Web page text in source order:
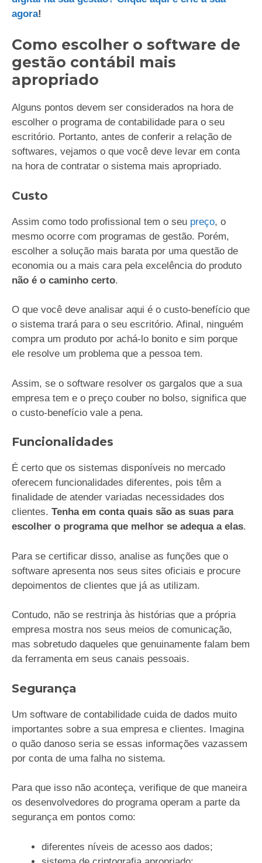
agora!
Como escolher o software de
gestão contábil mais
apropriado
Alguns pontos devem ser considerados na hora de
escolher o programa de contabilidade para o seu
escritório. Portanto, antes de conferir a relação de
softwares, vejamos o que você deve levar em conta
na hora de contratar o sistema mais apropriado.
Custo
Assim como todo profissional tem o seu preço, o
mesmo ocorre com programas de gestão. Porém,
escolher a solução mais barata por uma questão de
economia ou a mais cara pela excelência do produto
não é o caminho certo.
O que você deve analisar aqui é o custo-benefício que
o sistema trará para o seu escritório. Afinal, ninguém
compra um produto por achá-lo bonito e sim porque
ele resolve um problema que a pessoa tem.
Assim, se o software resolver os gargalos que a sua
empresa tem e o preço couber no bolso, significa que
o custo-benefício vale a pena.
Funcionalidades
É certo que os sistemas disponíveis no mercado
oferecem funcionalidades diferentes, pois têm a
finalidade de atender variadas necessidades dos
clientes. Tenha em conta quais são as suas para
escolher o programa que melhor se adequa a elas.
Para se certificar disso, analise as funções que o
software apresenta nos seus sites oficiais e procure
depoimentos de clientes que já as utilizam.
Contudo, não se restrinja às histórias que a própria
empresa mostra nos seus meios de comunicação,
mas sobretudo daqueles que genuinamente falam bem
da ferramenta em seus canais pessoais.
Segurança
Um software de contabilidade cuida de dados muito
importantes sobre a sua empresa e clientes. Imagina
o quão danoso seria se essas informações vazassem
por conta de uma falha no sistema.
Para que isso não aconteça, verifique de que maneira
os desenvolvedores do programa operam a parte da
segurança em pontos como:
diferentes níveis de acesso aos dados;